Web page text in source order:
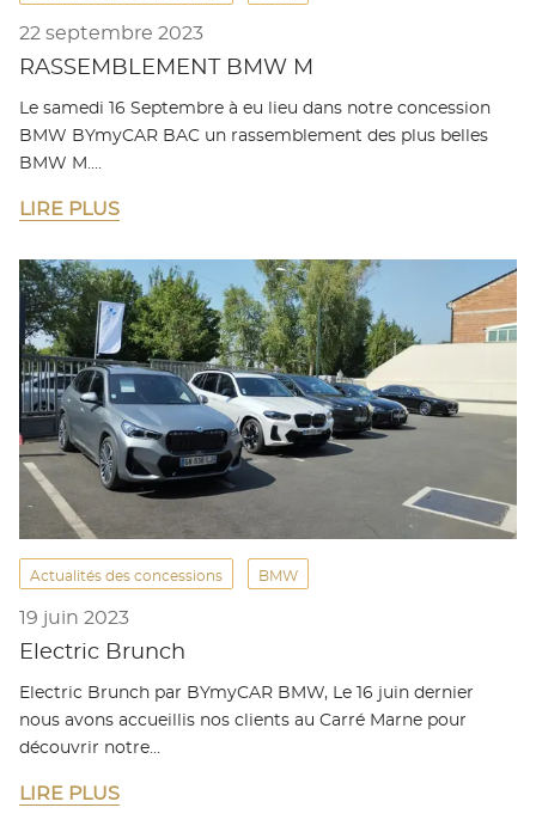
22 septembre 2023
RASSEMBLEMENT BMW M
Le samedi 16 Septembre à eu lieu dans notre concession
BMW BYmyCAR BAC un rassemblement des plus belles
BMW M.…
LIRE PLUS
Actualités des concessions BMW
19 juin 2023
Electric Brunch
Electric Brunch par BYmyCAR BMW, Le 16 juin dernier
nous avons accueillis nos clients au Carré Marne pour
découvrir notre…
LIRE PLUS